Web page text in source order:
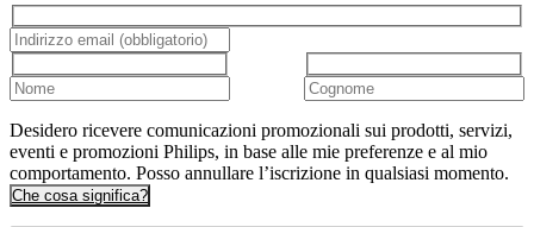
Desidero ricevere comunicazioni promozionali sui prodotti, servizi,
eventi e promozioni Philips, in base alle mie preferenze e al mio
comportamento. Posso annullare l’iscrizione in qualsiasi momento.
Che cosa significa?